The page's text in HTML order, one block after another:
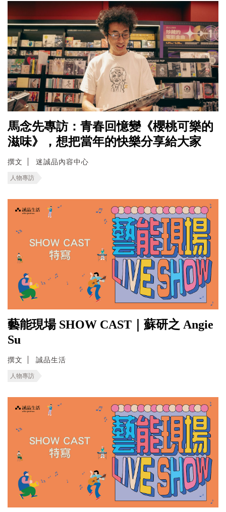
馬念先專訪：青春回憶變《櫻桃可樂的
滋味》，想把當年的快樂分享給大家
撰文 迷誠品內容中心
人物專訪
藝能現場 SHOW CAST｜蘇研之 Angie
Su
撰文 誠品生活
人物專訪